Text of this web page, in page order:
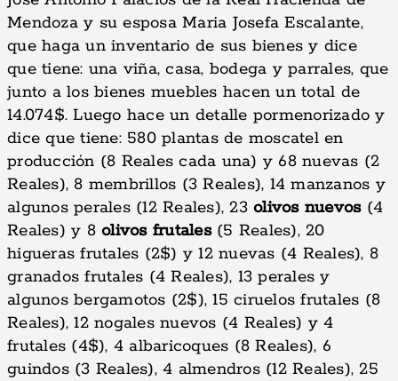
Mendoza y su esposa Maria Josefa Escalante,
que haga un inventario de sus bienes y dice
que tiene: una viña, casa, bodega y parrales, que
junto a los bienes muebles hacen un total de
14.074$. Luego hace un detalle pormenorizado y
dice que tiene: 580 plantas de moscatel en
producción (8 Reales cada una) y 68 nuevas (2
Reales), 8 membrillos (3 Reales), 14 manzanos y
algunos perales (12 Reales), 23 olivos nuevos(4
Reales) y 8 olivos frutales(5 Reales), 20
higueras frutales (2$) y 12 nuevas (4 Reales), 8
granados frutales (4 Reales), 13 perales y
algunos bergamotos (2$), 15 ciruelos frutales (8
Reales), 12 nogales nuevos (4 Reales) y 4
frutales (4$), 4 albaricoques (8 Reales), 6
guindos (3 Reales), 4 almendros (12 Reales), 25